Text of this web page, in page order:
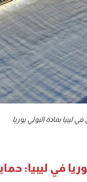
بمادة البولي يوريا
في ليبيا: